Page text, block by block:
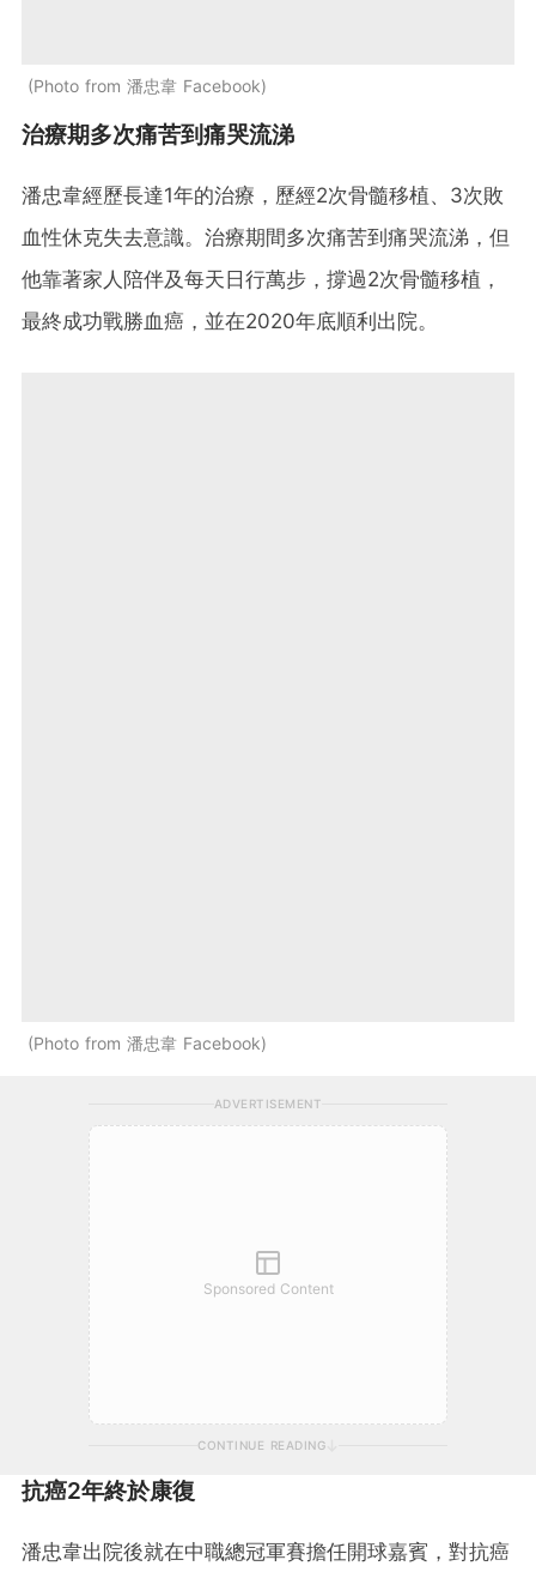
Photo from 潘忠韋 Facebook
治療期多次痛苦到痛哭流涕
潘忠韋經歷長達1年的治療，歷經2次骨髓移植、3次敗
血性休克失去意識。治療期間多次痛苦到痛哭流涕，但
他靠著家人陪伴及每天日行萬步，撐過2次骨髓移植，
最終成功戰勝血癌，並在2020年底順利出院。
Photo from 潘忠韋 Facebook
ADVERTISEMENT
Sponsored Content
CONTINUE READING
抗癌2年終於康復
潘忠韋出院後就在中職總冠軍賽擔任開球嘉賓，對抗癌